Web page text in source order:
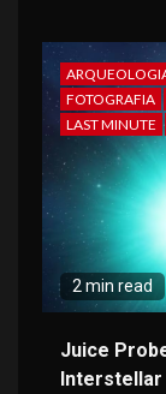
FOTOGRAFIA
LAST MINUTE
2 min read
Juice
Interstellar